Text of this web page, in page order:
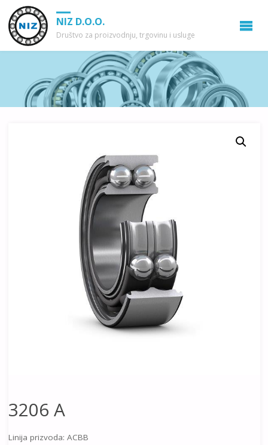
NIZ D.O.O.
Društvo za proizvodnju, trgovinu i usluge
3206 A
Linija prizvoda: ACBB